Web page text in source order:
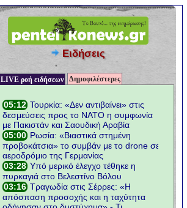
Ειδήσεις
LIVE ροή ειδήσεων Δημοφιλέστερες